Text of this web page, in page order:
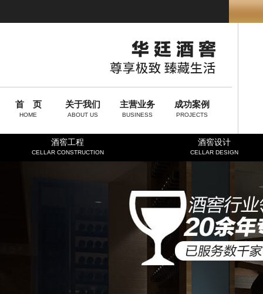
首 页
HOME
关于我们
ABOUT US
主营业务
BUSINESS
成功案例
PROJECTS
酒窖工程
CELLAR CONSTRUCTION
酒窖设计
CELLAR DESIGN